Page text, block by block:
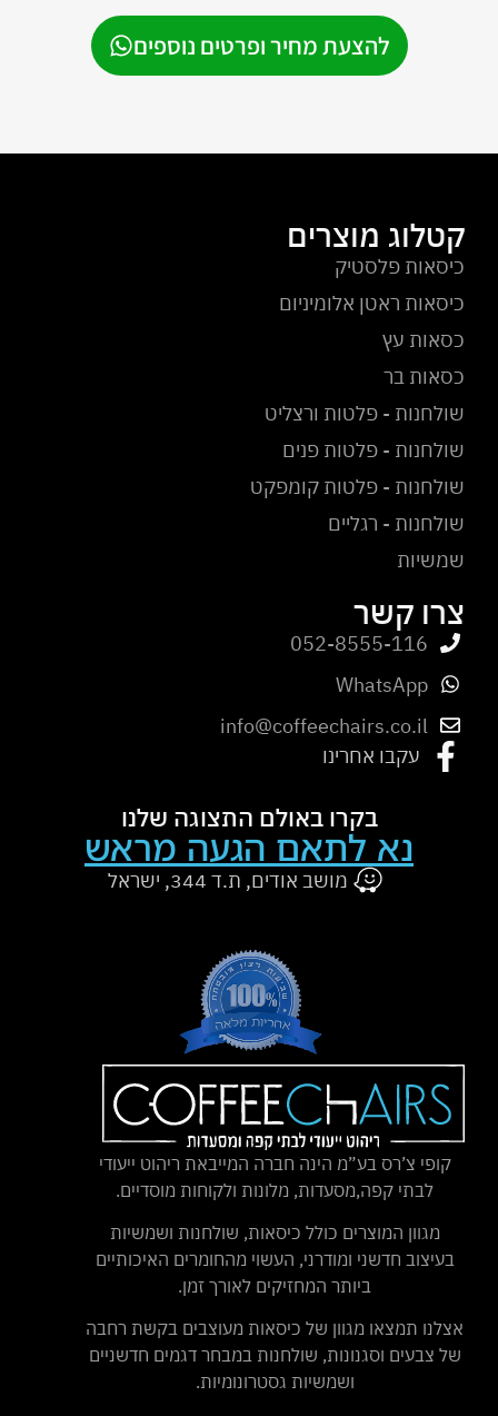
להצעת מחיר ופרטים נוספים
קופי צ’רס בע”מ הינה חברה המייבאת ריהוט ייעודי
לבתי קפה,מסעדות, מלונות ולקוחות מוסדיים.
מגוון המוצרים כולל כיסאות, שולחנות ושמשיות
בעיצוב חדשני ומודרני, העשוי מהחומרים האיכותיים
ביותר המחזיקים לאורך זמן.
אצלנו תמצאו מגוון של כיסאות מעוצבים בקשת רחבה
של צבעים וסגנונות, שולחנות במבחר דגמים חדשניים
ושמשיות גסטרונומיות.
קטלוג מוצרים
כיסאות פלסטיק
כיסאות ראטן אלומיניום
כסאות עץ
כסאות בר
שולחנות - פלטות ורצליט
שולחנות - פלטות פנים
שולחנות - פלטות קומפקט
שולחנות - רגליים
שמשיות
צרו קשר
052-8555-116
WhatsApp
info@coffeechairs.co.il
עקבו אחרינו
בקרו באולם התצוגה שלנו
נא לתאם הגעה מראש
מושב אודים, ת.ד 344, ישראל